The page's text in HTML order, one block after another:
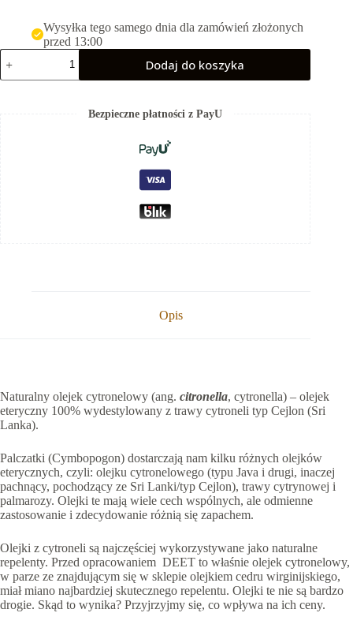
Wysyłka tego samego dnia dla zamówień złożonych
przed 13:00
ilość
Cytronela
(citronella)
Dodaj do koszyka
Bezpieczne płatności z PayU
Opis
Naturalny olejek cytronelowy (ang. citronella, cytronella) – olejek
eteryczny 100% wydestylowany z trawy cytroneli typ Cejlon (Sri
Lanka).
Palczatki (Cymbopogon) dostarczają nam kilku różnych olejków
eterycznych, czyli: olejku cytronelowego (typu Java i drugi, inaczej
pachnący, pochodzący ze Sri Lanki/typ Cejlon), trawy cytrynowej i
palmarozy. Olejki te mają wiele cech wspólnych, ale odmienne
zastosowanie i zdecydowanie różnią się zapachem.
Olejki z cytroneli są najczęściej wykorzystywane jako naturalne
repelenty. Przed opracowaniem DEET to właśnie olejek cytronelowy,
w parze ze znajdującym się w sklepie olejkiem cedru wirginijskiego,
miał miano najbardziej skutecznego repelentu. Olejki te nie są bardzo
drogie. Skąd to wynika? Przyjrzyjmy się, co wpływa na ich ceny.